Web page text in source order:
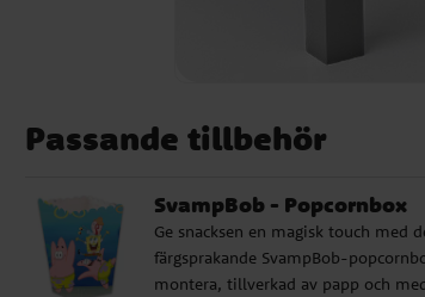
Passande tillbehör
SvampBob - Popcornbox
Ge snacksen en magisk touch med
färgsprakande SvampBob-
montera, tillverkad av papp och